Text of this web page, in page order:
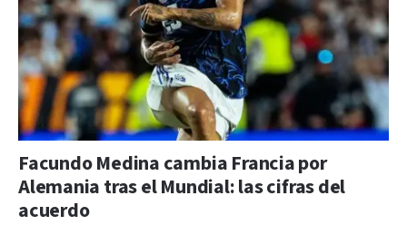
Facundo Medina cambia Francia por
Alemania tras el Mundial: las cifras del
acuerdo